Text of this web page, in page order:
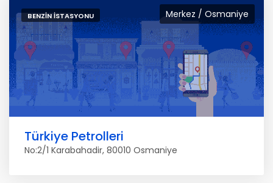
Merkez / Osmaniye
BENZIN İSTASYONU
Türkiye Petrolleri
No:2/1 Karabahadir, 80010 Osmaniye